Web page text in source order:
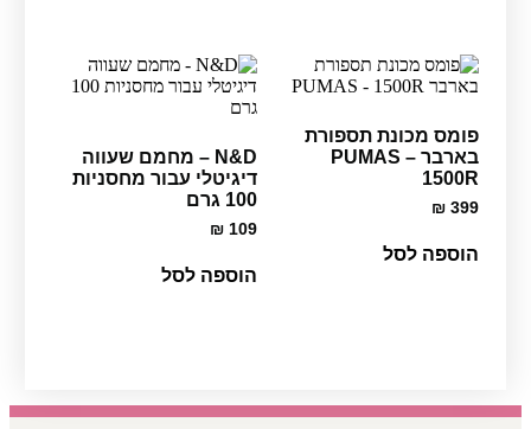
פומס מכונת תספורת
בארבר PUMAS –
1500R
₪ 399
הוספה לסל
N&D – מחמם שעווה
דיגיטלי עבור מחסניות
100 גרם
₪109
הוספה לסל